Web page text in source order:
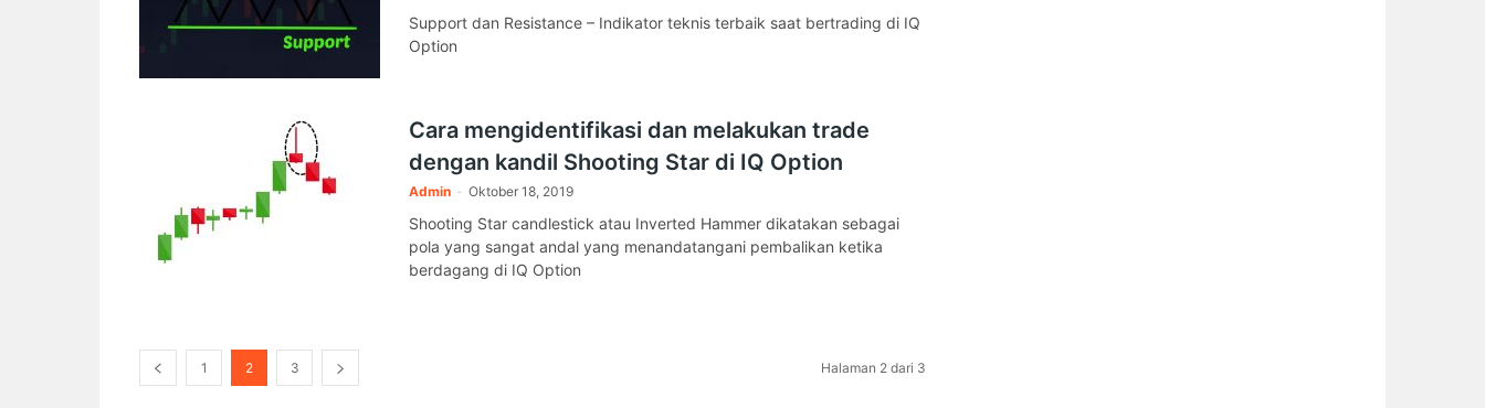
Support dan Resistance – Indikator teknis terbaik saat bertrading di IQ
Option
Cara mengidentifikasi dan melakukan trade
dengan kandil Shooting Star di IQ Option
Admin - Oktober 18, 2019
Shooting Star candlestick atau Inverted Hammer dikatakan sebagai
pola yang sangat andal yang menandatangani pembalikan ketika
berdagang di IQ Option
1 2 3 Halaman 2 dari 3